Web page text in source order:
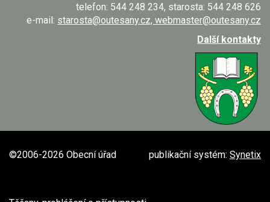
telefon: 544 248 234, starosta: 544 248 626
e-mail: starosta@outesany.cz, webmaster@outesany.cz
Další kontakty
publikační systém: Synetix
©2006-2026 Obecní úřad